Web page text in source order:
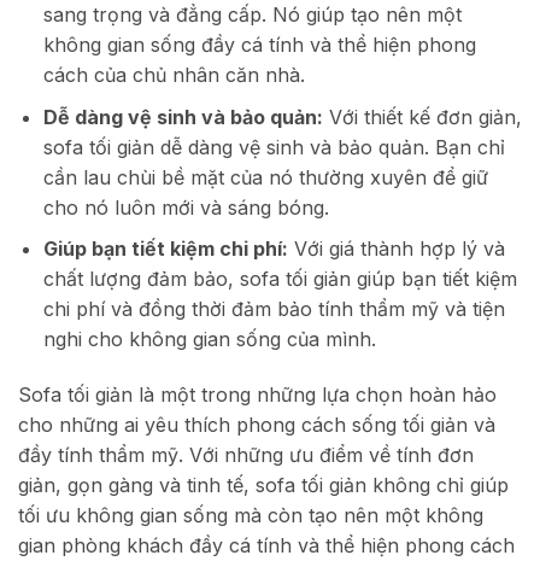
sang trọng và đẳng cấp. Nó giúp tạo nên một
không gian sống đầy cá tính và thể hiện phong
cách của chủ nhân căn nhà.
Dễ dàng vệ sinh và bảo quản: Với thiết kế đơn giản,
sofa tối giản dễ dàng vệ sinh và bảo quản. Bạn chỉ
cần lau chùi bề mặt của nó thường xuyên để giữ
cho nó luôn mới và sáng bóng.
Giúp bạn tiết kiệm chi phí: Với giá thành hợp lý và
chất lượng đảm bảo, sofa tối giản giúp bạn tiết kiệm
chi phí và đồng thời đảm bảo tính thẩm mỹ và tiện
nghi cho không gian sống của mình.
Sofa tối giản là một trong những lựa chọn hoàn hảo
cho những ai yêu thích phong cách sống tối giản và
đầy tính thẩm mỹ. Với những ưu điểm về tính đơn
giản, gọn gàng và tinh tế, sofa tối giản không chỉ giúp
tối ưu không gian sống mà còn tạo nên một không
gian phòng khách đầy cá tính và thể hiện phong cách